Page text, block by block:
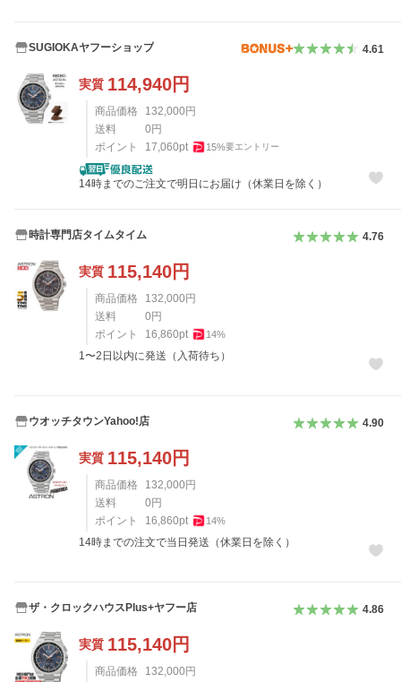
SUGIOKAヤフーショップ 4.61
実質 114,940円
商品価格 132,000円
送料
0円
ポイント
17,060pt 15%要エントリー
14時までのご注文で明日にお届け（休業日を除く）
時計専門店タイムタイム 4.76
実質 115,140円
商品価格 132,000 円
送料
0 円
ポイント
16,860pt 14%
1〜2日以内に発送（入荷待ち）
ウオッチタウンYahoo!店 4.90
実質 115,140円
商品価格 132,000 円
送料
0 円
ポイント
16,860pt 14%
14時までの注文で当日発送（休業日を除く）
ザ・クロックハウスPlus+ヤフー店 4.86
実質 115,140円
商品価格 132,000 円